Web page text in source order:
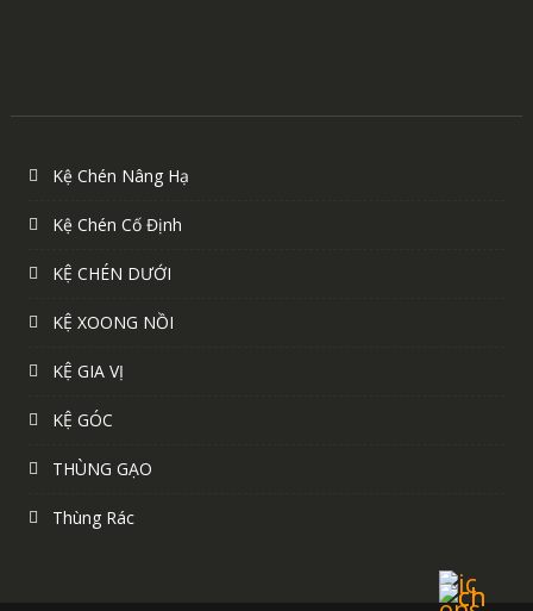
Kệ Chén Nâng Hạ
Kệ Chén Cố Định
KỆ CHÉN DƯỚI
KỆ XOONG NỒI
KỆ GIA VỊ
KỆ GÓC
THÙNG GẠO
Thùng Rác